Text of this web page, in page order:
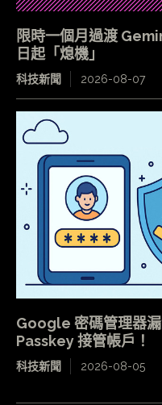
限時一個月過渡
日起「熄機」
科技新聞 2026-08-07
Google 密碼管理器
Passkey 接管帳戶！
科技新聞 2026-08-05